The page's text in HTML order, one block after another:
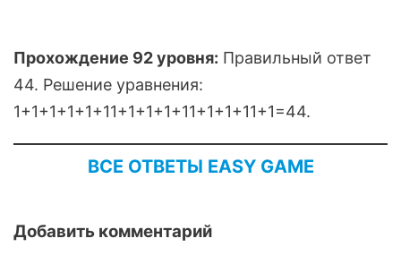
Прохождение 92 уровня: Правильный ответ
44. Решение уравнения:
1+1+1+1+1+11+1+1+1+11+1+1+11+1=44.
ВСЕ ОТВЕТЫ EASY GAME
Добавить комментарий